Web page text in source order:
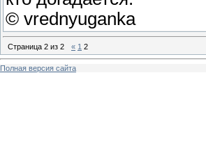
© vrednyuganka
Страница 2 из 2 « 1 2
Полная версия сайта